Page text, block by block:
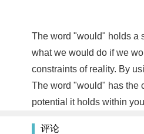
The word "would" holds a
what we would do if we
constraints of reality. By
The word "would" has the
potential it holds within
评论